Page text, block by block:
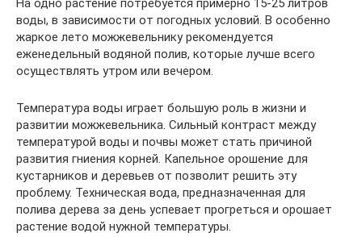
На одно растение потребуется примерно 15-25 литров
воды, в зависимости от погодных условий. В особенно
жаркое лето можжевельнику рекомендуется
еженедельный водяной полив, которые лучше всего
осуществлять утром или вечером.
Температура воды играет большую роль в жизни и
развитии можжевельника. Сильный контраст между
температурой воды и почвы может стать причиной
развития гниения корней. Капельное орошение для
кустарников и деревьев от позволит решить эту
проблему. Техническая вода, предназначенная для
полива дерева за день успевает прогреться и орошает
растение водой нужной температуры.